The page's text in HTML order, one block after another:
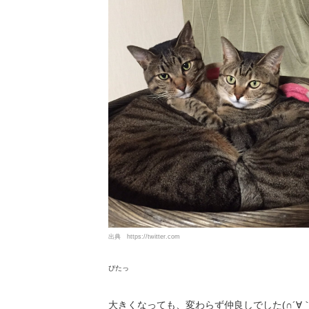
出典 https://twitter.com
ぴたっ
大きくなっても、変わらず仲良しでした(∩´∀